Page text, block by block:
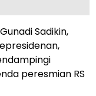
Sadikin,
peresmian RS